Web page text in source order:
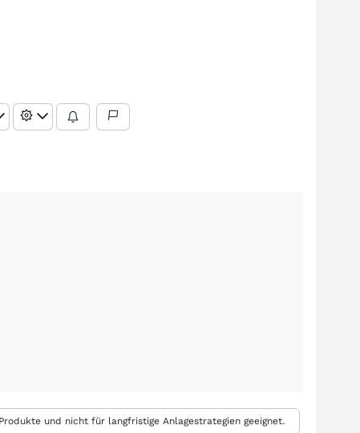
und nicht für langfristige Anlagestrategien geeignet.